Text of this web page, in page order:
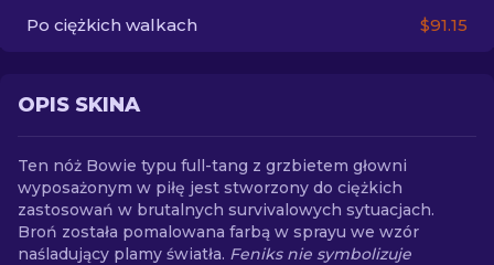
Po ciężkich walkach $91.15
OPIS SKINA
Ten nóż Bowie typu full-tang z grzbietem głowni
wyposażonym w piłę jest stworzony do ciężkich
zastosowań w brutalnych survivalowych sytuacjach.
Broń została pomalowana farbą w sprayu we wzór
naśladujący plamy światła. Feniks nie symbolizuje